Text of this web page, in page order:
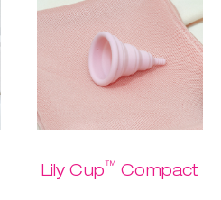
Lily Cup™ Compact